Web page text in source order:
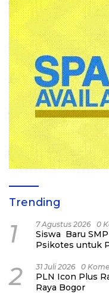
Trending
1 7 Agustus 2026 0
Siswa Baru
Psikotes untuk
2 31 Juli 2026 0
PLN Icon Plus
Raya Bogor